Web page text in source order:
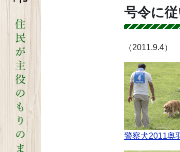
号令に
（2011.9.4）
警察犬2011奥